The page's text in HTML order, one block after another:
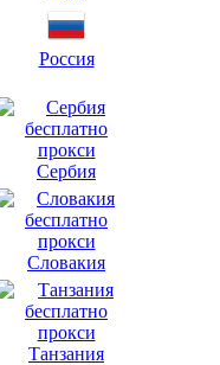
Россия
Сербия
Словакия
Танзания